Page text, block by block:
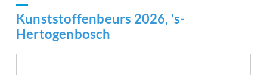
Kunststoffenbeurs 2026, ’s-
Hertogenbosch